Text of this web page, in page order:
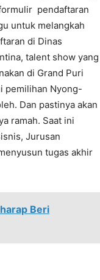
pendaftaran
untuk melangkah
di Dinas
talent show yang
di Grand Puri
pemilihan Nyong-
Dan pastinya akan
ramah. Saat ini
Jurusan
tugas akhir
Beri